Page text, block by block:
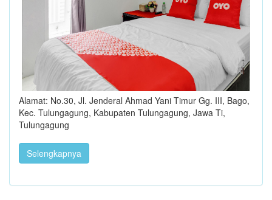
Alamat: No.30, Jl. Jenderal Ahmad Yani Timur Gg. III, Bago,
Kec. Tulungagung, Kabupaten Tulungagung, Jawa Ti,
Tulungagung
Selengkapnya